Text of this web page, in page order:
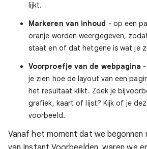
lijkt.
Markeren van inhoud - op een
oranje worden weergegeven,
staat en of dat hetgene is wat je
Voorproefje van de webpagina
je zien hoe de layout van een
het resultaat klikt. Zoek je
grafiek, kaart of lijst? Kijk of je
voorbeeld.
Vanaf het moment dat we begonnen